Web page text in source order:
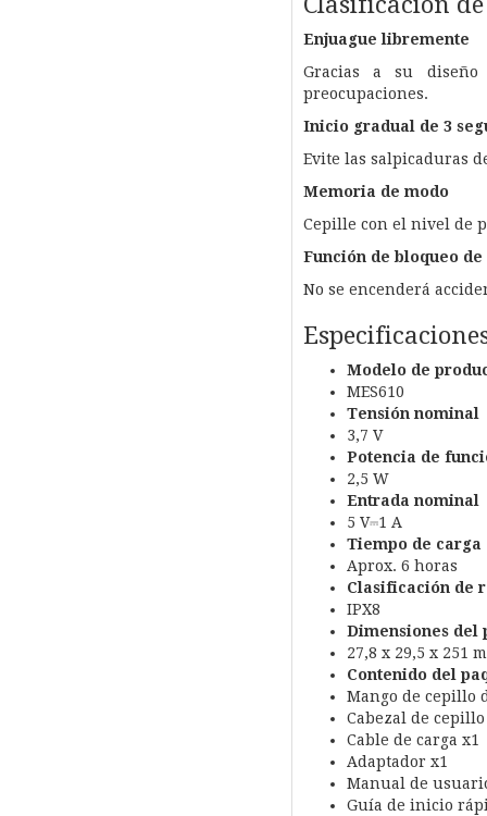
Enjuague libremente
Gracias a su
preocupaciones.
Inicio gradual de 3
Evite las salpicaduras
Memoria de modo
Cepille con el nivel de
Función de bloqueo
No se encenderá
Modelo de
MES610
Tensión nominal
3,7 V
Potencia de
2,5 W
Entrada nominal
5 V⎓1 A
Tiempo de carga
Aprox. 6 horas
Clasificación de
IPX8
Dimensiones del
27,8 x 29,5 x 251
Contenido del
Mango de cepillo
Cabezal de
Cable de carga x1
Adaptador x1
Manual de
Guía de inicio